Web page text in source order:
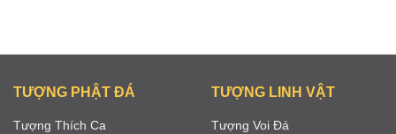
TƯỢNG PHẬT ĐÁ
Tượng Thích Ca
TƯỢNG LINH VẬT
Tượng Voi Đá